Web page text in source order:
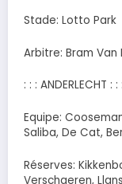
Stade: Lotto Park
Arbitre: Bram Van
: : : ANDERLECHT : : :
Equipe:
Saliba, De Cat,
Réserves:
Verschaeren,